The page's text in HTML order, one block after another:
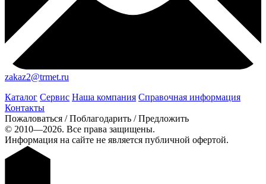
zakaz2@trmet.ru
Каталог Сервис Наша компания Справочная информация
Контакты
Пожаловаться / Поблагодарить / Предложить
© 2010—2026. Все права защищены.
Информация на сайте не является публичной офертой.